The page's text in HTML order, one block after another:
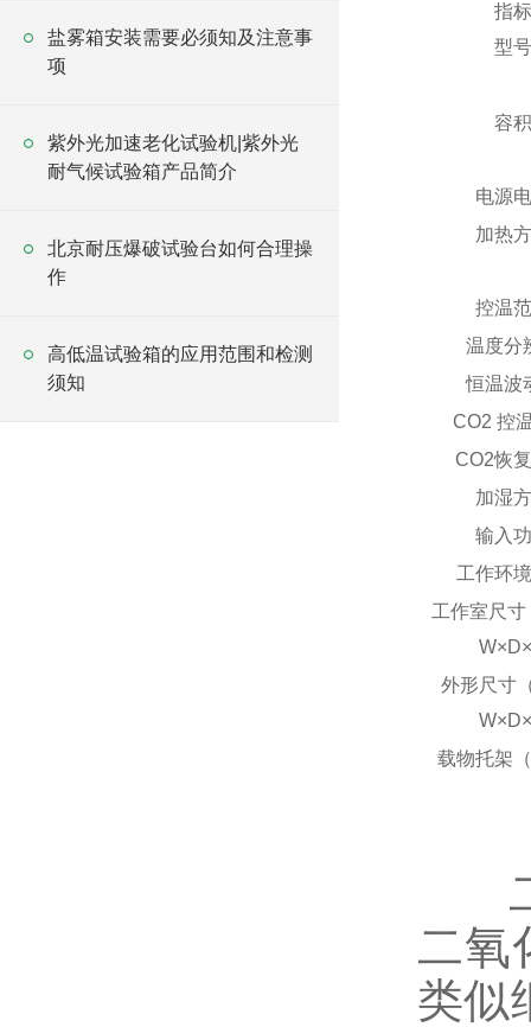
盐雾箱安装需要必须知及注意事
项
紫外光加速老化试验机|紫外光
耐气候试验箱产品简介
北京耐压爆破试验台如何合理操
作
高低温试验箱的应用范围和检测
须知
指标
型号
容积
电源
加热
控温
温度分
恒温波
CO2 控
CO2恢
加湿
输入
工作环
工作室尺寸
外形尺寸
载物托架
二氧
类似